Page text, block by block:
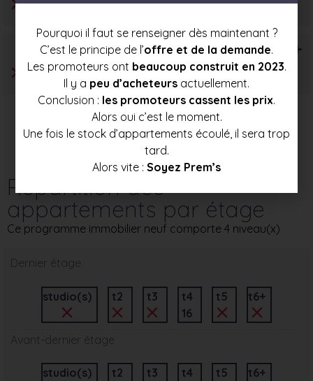
T6+
Répartition des
appartements par étage
Ce programme immobilier neuf comporte 4 niveau(x)
Dernier étage
studio(s) t2 t3
t4
16
t5 t6+
Avant-dernier étage
studio(s) t2
t3
t4
t5 t6+
Pourquoi il faut se renseigner dès maintenant ?
C’est le principe de l’offre et de la demande.
Les promoteurs ont beaucoup construit en 2023.
Il y a peu d’acheteurs actuellement.
Conclusion : les promoteurs cassent les prix.
Alors oui c’est le moment.
Une fois le stock d’appartements écoulé, il sera trop
tard.
Alors vite : Soyez Prem’s